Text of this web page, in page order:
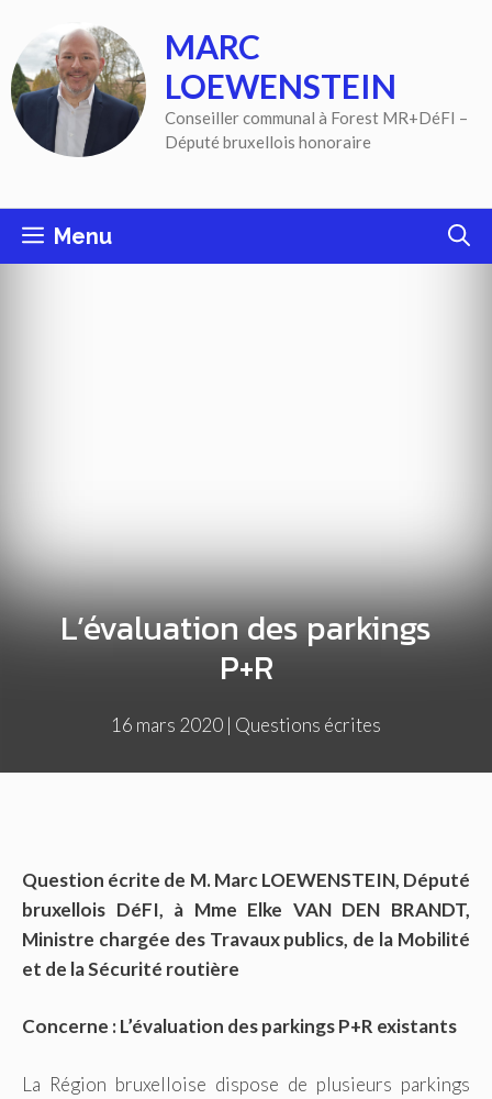
contenu
MARC
LOEWENSTEIN
Conseiller communal à Forest MR+DéFI –
Député bruxellois honoraire
Menu
L’évaluation des parkings
P+R
16 mars 2020 | Questions écrites
Question écrite de M. Marc LOEWENSTEIN, Député
bruxellois DéFI, à Mme Elke VAN DEN BRANDT,
Ministre chargée des Travaux publics, de la Mobilité
et de la Sécurité routière
Concerne : L’évaluation des parkings P+R existants
La Région bruxelloise dispose de plusieurs parkings